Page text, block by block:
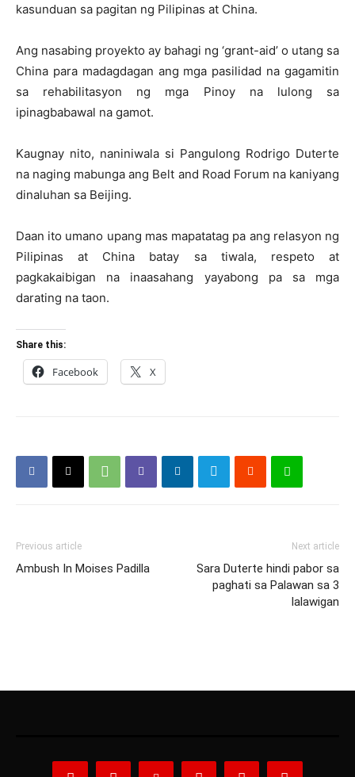
kasunduan sa pagitan ng Pilipinas at China.
Ang nasabing proyekto ay bahagi ng ‘grant-aid’ o utang sa
China para madagdagan ang mga pasilidad na gagamitin
sa rehabilitasyon ng mga Pinoy na lulong sa
ipinagbabawal na gamot.
Kaugnay nito, naniniwala si Pangulong Rodrigo Duterte
na naging mabunga ang Belt and Road Forum na kaniyang
dinaluhan sa Beijing.
Daan ito umano upang mas mapatatag pa ang relasyon ng
Pilipinas at China batay sa tiwala, respeto at
pagkakaibigan na inaasahang yayabong pa sa mga
darating na taon.
Share this:
Facebook X
Previous article
Ambush In Moises Padilla
Next article
Sara Duterte hindi pabor sa
paghati sa Palawan sa 3
lalawigan